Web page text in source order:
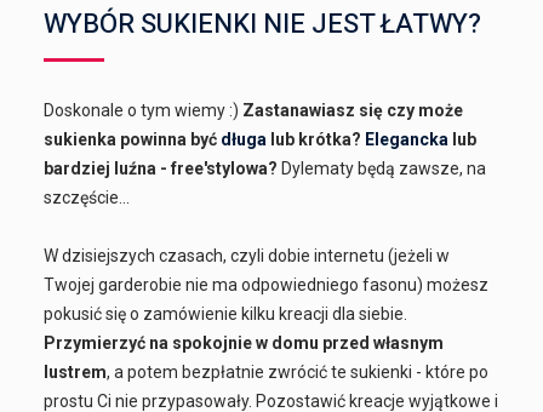
WYBÓR SUKIENKI NIE JEST ŁATWY?
Doskonale o tym wiemy :) Zastanawiasz się czy może
sukienka powinna być długa lub krótka? Elegancka lub
bardziej luźna - free'stylowa? Dylematy będą zawsze, na
szczęście...
W dzisiejszych czasach, czyli dobie internetu (jeżeli w
Twojej garderobie nie ma odpowiedniego fasonu) możesz
pokusić się o zamówienie kilku kreacji dla siebie.
Przymierzyć na spokojnie w domu przed własnym
lustrem, a potem bezpłatnie zwrócić te sukienki - które po
prostu Ci nie przypasowały. Pozostawić kreacje wyjątkowe i